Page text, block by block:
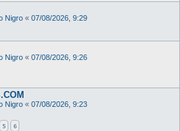
Nigro « 07/08/2026, 9:29
Nigro « 07/08/2026, 9:26
Nigro « 07/08/2026, 9:23
5 6